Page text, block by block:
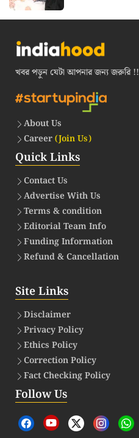
খবর পড়ুন যেটা আপনার জন্য জরুরি !!
About Us
Career(Join Us)
Quick Links
Contact Us
Advertise With Us
Terms & condition
Editorial Team Info
Funding Information
Refund & Cancellation
Site Links
Disclaimer
Privacy Policy
Ethics Policy
Correction Policy
Fact Checking Policy
Follow Us